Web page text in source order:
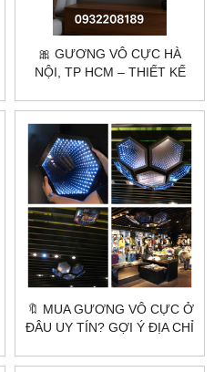
🎀 GƯƠNG VÔ CỰC HÀ
NỘI, TP HCM – THIẾT KẾ
NƠI
🔖 MUA GƯƠNG VÔ CỰC Ở
ĐÂU UY TÍN? GỢI Ý ĐỊA CHỈ
GỐC